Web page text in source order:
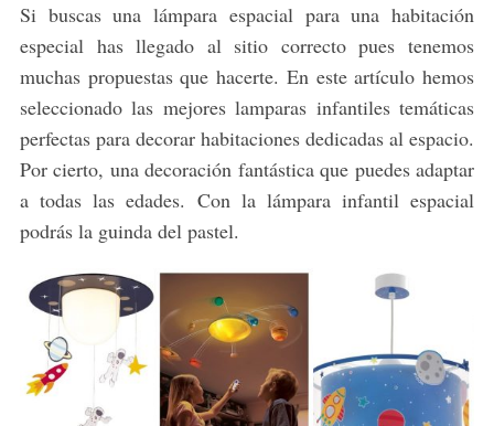
Si buscas una lámpara espacial para una habitación
especial has llegado al sitio correcto pues tenemos
muchas propuestas que hacerte. En este artículo hemos
seleccionado las mejores lamparas infantiles temáticas
perfectas para decorar habitaciones dedicadas al espacio.
Por cierto, una decoración fantástica que puedes adaptar
a todas las edades. Con la lámpara infantil espacial
podrás la guinda del pastel.